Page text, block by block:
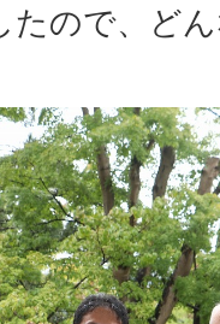
たので、ど